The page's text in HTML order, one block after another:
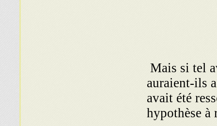
Mais si tel
auraient-ils
avait été
hypothèse à